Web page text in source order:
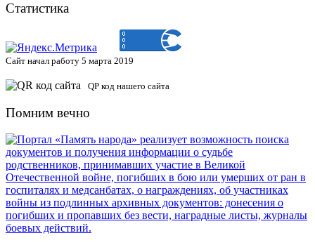
Статистика
Сайт начал работу 5 марта 2019
QP код нашего сайта
Помним вечно